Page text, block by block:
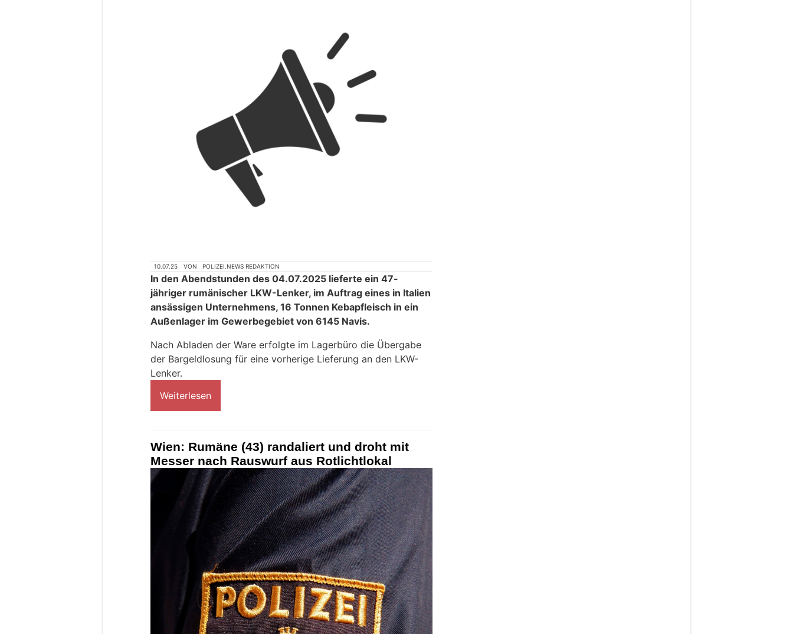
10.07.25 VON POLIZEI.NEWS REDAKTION
In den Abendstunden des 04.07.2025 lieferte ein 47-
jähriger rumänischer LKW-Lenker, im Auftrag eines in Italien
ansässigen Unternehmens, 16 Tonnen Kebapfleisch in ein
Außenlager im Gewerbegebiet von 6145 Navis.
Nach Abladen der Ware erfolgte im Lagerbüro die Übergabe
der Bargeldlosung für eine vorherige Lieferung an den LKW-
Lenker.
Weiterlesen
Wien: Rumäne (43) randaliert und droht mit
Messer nach Rauswurf aus Rotlichtlokal